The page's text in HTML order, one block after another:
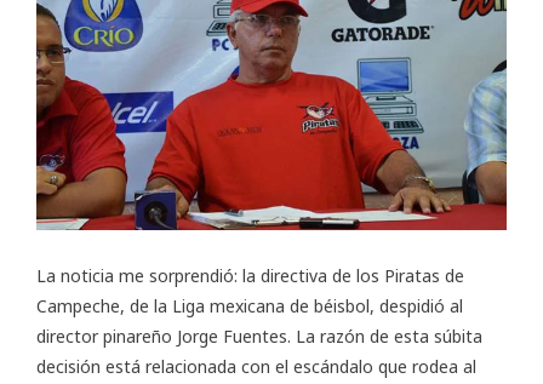
La noticia me sorprendió: la directiva de los Piratas de
Campeche, de la Liga mexicana de béisbol, despidió al
director pinareño Jorge Fuentes. La razón de esta súbita
decisión está relacionada con el escándalo que rodea al